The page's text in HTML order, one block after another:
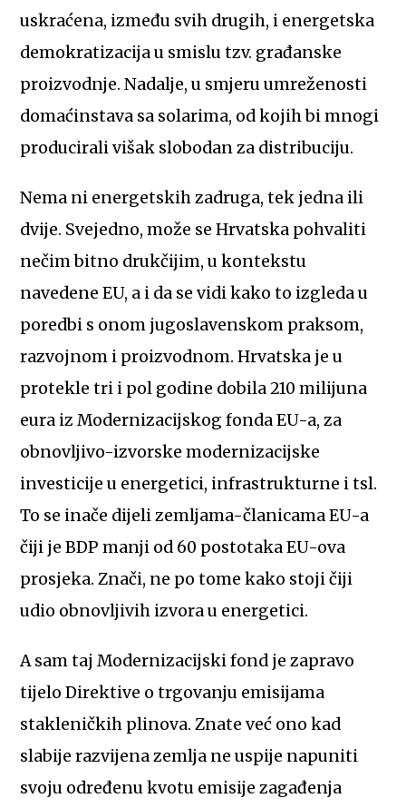
uskraćena, između svih drugih, i energetska
demokratizacija u smislu tzv. građanske
proizvodnje. Nadalje, u smjeru umreženosti
domaćinstava sa solarima, od kojih bi mnogi
producirali višak slobodan za distribuciju.
Nema ni energetskih zadruga, tek jedna ili
dvije. Svejedno, može se Hrvatska pohvaliti
nečim bitno drukčijim, u kontekstu
navedene EU, a i da se vidi kako to izgleda u
poredbi s onom jugoslavenskom praksom,
razvojnom i proizvodnom. Hrvatska je u
protekle tri i pol godine dobila 210 milijuna
eura iz Modernizacijskog fonda EU-a, za
obnovljivo-izvorske modernizacijske
investicije u energetici, infrastrukturne i tsl.
To se inače dijeli zemljama-članicama EU-a
čiji je BDP manji od 60 postotaka EU-ova
prosjeka. Znači, ne po tome kako stoji čiji
udio obnovljivih izvora u energetici.
A sam taj Modernizacijski fond je zapravo
tijelo Direktive o trgovanju emisijama
stakleničkih plinova. Znate već ono kad
slabije razvijena zemlja ne uspije napuniti
svoju određenu kvotu emisije zagađenja